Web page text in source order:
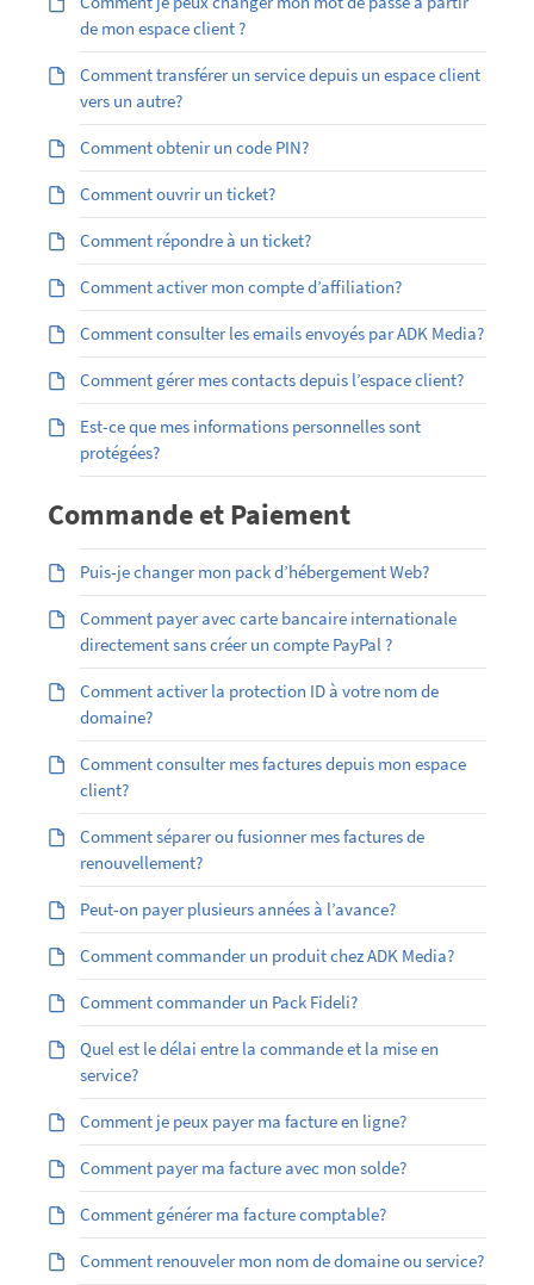
de mon espace client ?
Comment transférer un service depuis un espace client
vers un autre?
Comment obtenir un code PIN?
Comment ouvrir un ticket?
Comment répondre à un ticket?
Comment activer mon compte d’affiliation?
Comment consulter les emails envoyés par ADK Media?
Comment gérer mes contacts depuis l’espace client?
Est-ce que mes informations personnelles sont
protégées?
Commande et Paiement
Puis-je changer mon pack d’hébergement Web?
Comment payer avec carte bancaire internationale
directement sans créer un compte PayPal ?
Comment activer la protection ID à votre nom de
domaine?
Comment consulter mes factures depuis mon espace
client?
Comment séparer ou fusionner mes factures de
renouvellement?
Peut-on payer plusieurs années à l’avance?
Comment commander un produit chez ADK Media?
Comment commander un Pack Fideli?
Quel est le délai entre la commande et la mise en
service?
Comment je peux payer ma facture en ligne?
Comment payer ma facture avec mon solde?
Comment générer ma facture comptable?
Comment renouveler mon nom de domaine ou service?